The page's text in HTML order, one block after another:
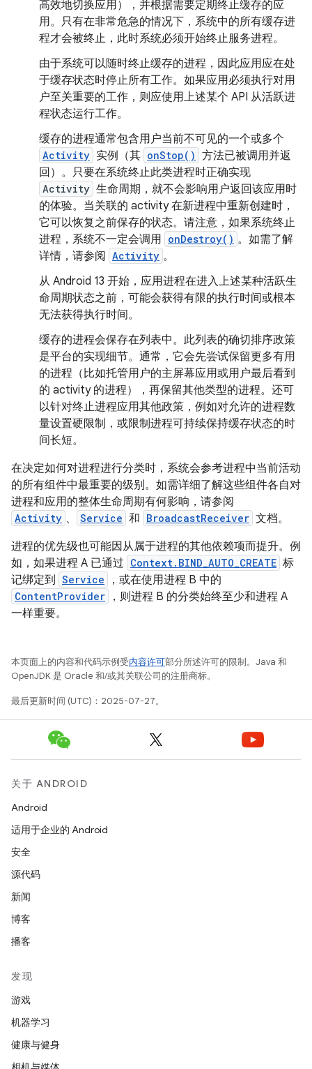
高效地切换应用），并根据需要定期终止缓存的应
用。只有在非常危急的情况下，系统中的所有缓存进
程才会被终止，此时系统必须开始终止服务进程。
由于系统可以随时终止缓存的进程，因此应用应在处
于缓存状态时停止所有工作。如果应用必须执行对用
户至关重要的工作，则应使用上述某个 API 从活跃进
程状态运行工作。
缓存的进程通常包含用户当前不可见的一个或多个
Activity 实例（其 onStop() 方法已被调用并返
回）。只要在系统终止此类进程时正确实现
Activity 生命周期，就不会影响用户返回该应用时
的体验。当关联的 activity 在新进程中重新创建时，
它可以恢复之前保存的状态。请注意，如果系统终止
进程，系统不一定会调用 onDestroy() 。如需了解
详情，请参阅 Activity 。
从 Android 13 开始，应用进程在进入上述某种活跃生
命周期状态之前，可能会获得有限的执行时间或根本
无法获得执行时间。
缓存的进程会保存在列表中。此列表的确切排序政策
是平台的实现细节。通常，它会先尝试保留更多有用
的进程（比如托管用户的主屏幕应用或用户最后看到
的 activity 的进程），再保留其他类型的进程。还可
以针对终止进程应用其他政策，例如对允许的进程数
量设置硬限制，或限制进程可持续保持缓存状态的时
间长短。
在决定如何对进程进行分类时，系统会参考进程中当前活动
的所有组件中最重要的级别。如需详细了解这些组件各自对
进程和应用的整体生命周期有何影响，请参阅
Activity 、 Service 和 BroadcastReceiver 文档。
进程的优先级也可能因从属于进程的其他依赖项而提升。例
如，如果进程 A 已通过 Context.BIND_AUTO_CREATE 标
记绑定到 Service ，或在使用进程 B 中的
ContentProvider
，则进程 B 的分类始终至少和进程 A
一样重要。
本页面上的内容和代码示例受内容许可部分所述许可的限制。Java 和
OpenJDK 是 Oracle 和/或其关联公司的注册商标。
最后更新时间 (UTC)：2025-07-27。
关于 ANDROID
Android
适用于企业的 Android
安全
源代码
新闻
博客
播客
发现
游戏
机器学习
健康与健身